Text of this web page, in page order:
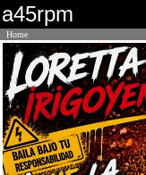
a45rpm
Home